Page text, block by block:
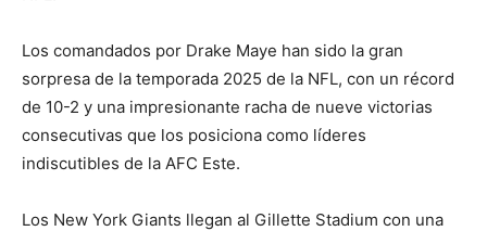
Los comandados por Drake Maye han sido la gran
sorpresa de la temporada 2025 de la NFL, con un récord
de 10-2 y una impresionante racha de nueve victorias
consecutivas que los posiciona como líderes
indiscutibles de la AFC Este.
Los New York Giants llegan al Gillette Stadium con una